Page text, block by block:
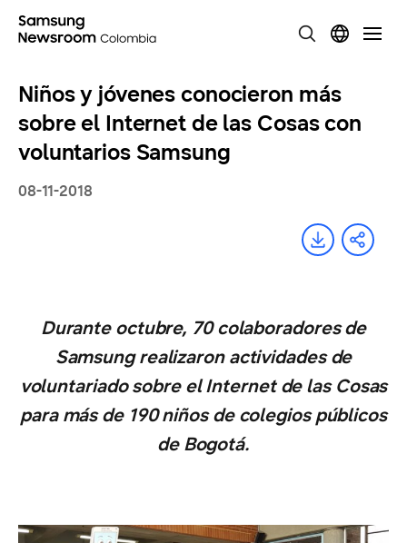
Niños y jóvenes conocieron más
sobre el Internet de las Cosas con
voluntarios Samsung
08-11-2018
Durante octubre, 70 colaboradores de
Samsung realizaron actividades de
voluntariado sobre el Internet de las Cosas
para más de 190 niños de colegios públicos
de Bogotá.